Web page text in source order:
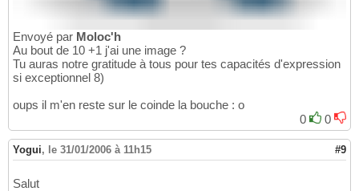
Envoyé par Moloc'h
Au bout de 10 +1 j'ai une image ?
Tu auras notre gratitude à tous pour tes capacités d'expression
si exceptionnel 8)
oups il m'en reste sur le coinde la bouche : o
0
0
Yogui, le 31/01/2006 à 11h15 #9
Salut